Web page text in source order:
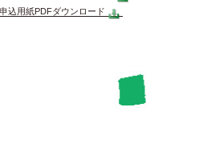
込用紙PDFダウンロード